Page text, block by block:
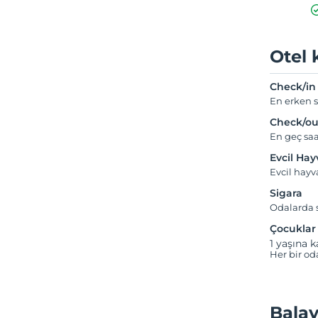
Otel
Check/in
En erken
Check/
En geç
Evcil
Evcil
Sigara
Odalarda
Çocuklar
1 yaşına
Her bir